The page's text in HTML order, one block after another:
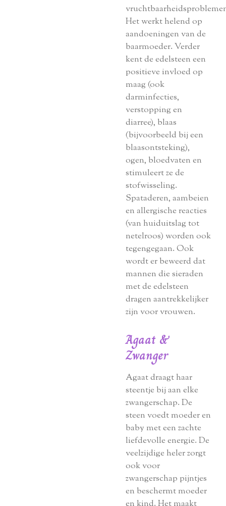
Het werkt helend op
aandoeningen van de
baarmoeder. Verder
kent de edelsteen een
positieve invloed op
maag (ook
darminfecties,
verstopping en
diarree), blaas
(bijvoorbeeld bij een
blaasontsteking),
ogen, bloedvaten en
stimuleert ze de
stofwisseling.
Spataderen, aambeien
en allergische reacties
(van huiduitslag tot
netelroos) worden ook
tegengegaan. Ook
wordt er beweerd dat
mannen die sieraden
met de edelsteen
dragen aantrekkelijker
zijn voor vrouwen.
Agaat &
Zwanger
Agaat draagt haar
steentje bij aan elke
zwangerschap. De
steen voedt moeder en
baby met een zachte
liefdevolle energie. De
veelzijdige heler zorgt
ook voor
zwangerschap pijntjes
en beschermt moeder